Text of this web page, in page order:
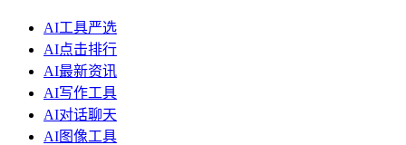
AI工具严选
AI点击排行
AI最新资讯
AI写作工具
AI对话聊天
AI图像工具